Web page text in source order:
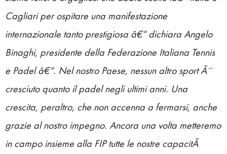
Cagliari per ospitare una manifestazione
internazionale tanto prestigiosa â€“ dichiara Angelo
Binaghi, presidente della Federazione Italiana Tennis
e Padel â€“. Nel nostro Paese, nessun altro sport Ã¨
cresciuto quanto il padel negli ultimi anni. Una
crescita, peraltro, che non accenna a fermarsi, anche
grazie al nostro impegno. Ancora una volta metteremo
in campo insieme alla FIP tutte le nostre capacitÃ